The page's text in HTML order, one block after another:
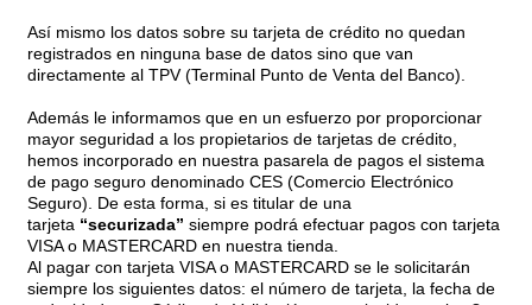
Así mismo los datos sobre su tarjeta de crédito no quedan
registrados en ninguna base de datos sino que van
directamente al TPV (Terminal Punto de Venta del Banco).
Además le informamos que en un esfuerzo por proporcionar
mayor seguridad a los propietarios de tarjetas de crédito,
hemos incorporado en nuestra pasarela de pagos el sistema
de pago seguro denominado CES (Comercio Electrónico
Seguro). De esta forma, si es titular de una
tarjeta “securizada” siempre podrá efectuar pagos con tarjeta
VISA o MASTERCARD en nuestra tienda.
Al pagar con tarjeta VISA o MASTERCARD se le solicitarán
siempre los siguientes datos: el número de tarjeta, la fecha de